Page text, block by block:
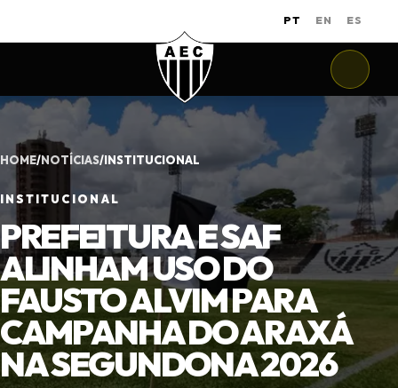
PT EN ES
HOME/NOTÍCIAS/INSTITUCIONAL
INSTITUCIONAL
PREFEITURA E SAF
ALINHAM USO DO
FAUSTO ALVIM PARA
CAMPANHA DO ARAXÁ
NA SEGUNDONA 2026